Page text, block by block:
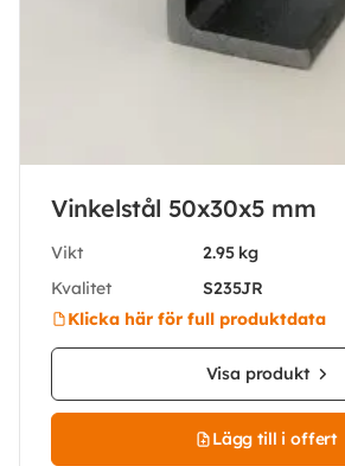
Vinkelstål 50x30x5 mm
Vikt
2.95 kg
Kvalitet
S235JR
Klicka här för full produktdata
Visa produkt
Lägg till i offert